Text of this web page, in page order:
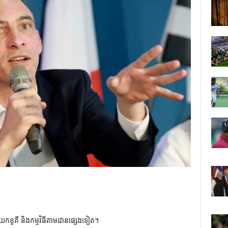
កខូគី និងកម្មវិធីតាមដានផ្សេងទៀត។